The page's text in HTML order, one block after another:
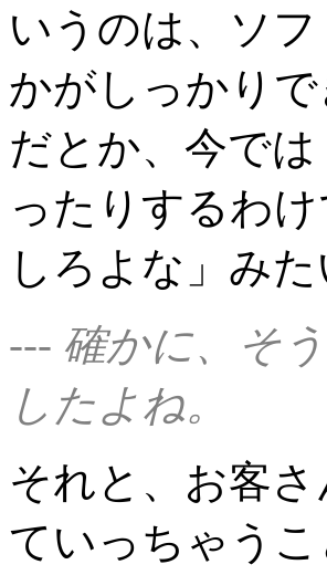
いうのは、ソ
かがしっかり
だとか、今で
ったりするわ
しろよな」み
--- 確かに、そ
したよね。
それと、お客
ていっちゃう